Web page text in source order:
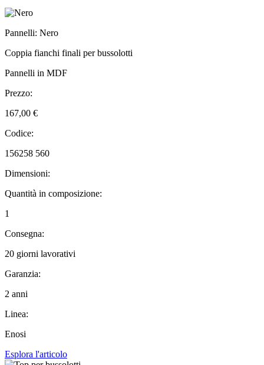
Pannelli: Nero
Coppia fianchi finali per bussolotti
Pannelli in MDF
Prezzo:
167,00 €
Codice:
156258 560
Dimensioni:
Quantità in composizione:
1
Consegna:
20 giorni lavorativi
Garanzia:
2 anni
Linea:
Enosi
Esplora l'articolo